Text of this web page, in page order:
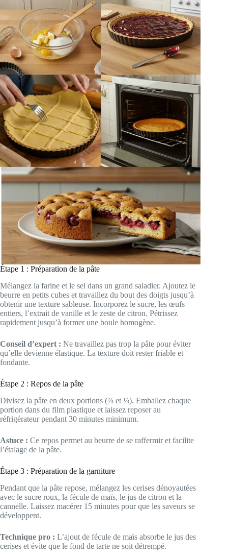
Étape 1 : Préparation de la pâte
Mélangez la farine et le sel dans un grand saladier. Ajoutez le
beurre en petits cubes et travaillez du bout des doigts jusqu’à
obtenir une texture sableuse. Incorporez le sucre, les œufs
entiers, l’extrait de vanille et le zeste de citron. Pétrissez
rapidement jusqu’à former une boule homogène.
Conseil d’expert : Ne travaillez pas trop la pâte pour éviter
qu’elle devienne élastique. La texture doit rester friable et
fondante.
Étape 2 : Repos de la pâte
Divisez la pâte en deux portions (⅔ et ⅓). Emballez chaque
portion dans du film plastique et laissez reposer au
réfrigérateur pendant 30 minutes minimum.
Astuce : Ce repos permet au beurre de se raffermir et facilite
l’étalage de la pâte.
Étape 3 : Préparation de la garniture
Pendant que la pâte repose, mélangez les cerises dénoyautées
avec le sucre roux, la fécule de maïs, le jus de citron et la
cannelle. Laissez macérer 15 minutes pour que les saveurs se
développent.
Technique pro : L’ajout de fécule de maïs absorbe le jus des
cerises et évite que le fond de tarte ne soit détrempé.